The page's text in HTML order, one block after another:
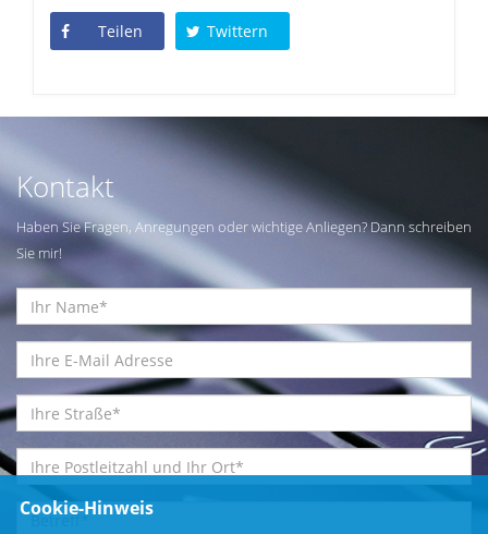
Teilen Twittern
Kontakt
Haben Sie Fragen, Anregungen oder wichtige Anliegen? Dann schreiben
Sie mir!
Cookie-Hinweis